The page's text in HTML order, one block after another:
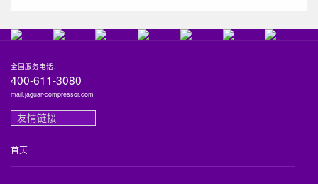
全国服务电话：
400-611-3080
mail.jaguar-compressor.com
友情链接
首页